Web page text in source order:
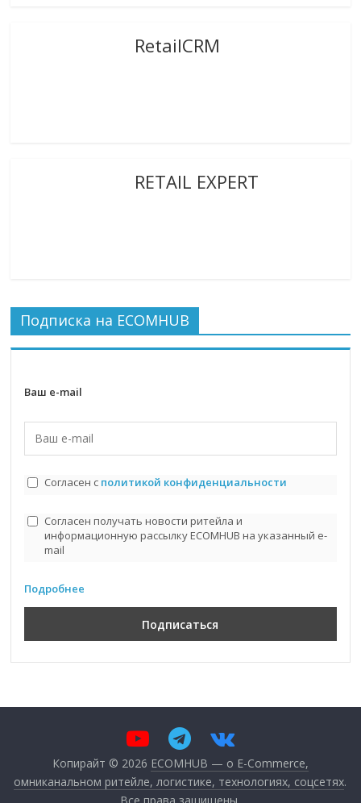
RetailCRM
RETAIL EXPERT
Подписка на ECOMHUB
Ваш e-mail
Согласен с политикой конфиденциальности
Согласен получать новости ритейла и
информационную рассылку ECOMHUB на указанный e-
mail
Подробнее
Копирайт © 2026 ECOMHUB — о E-Commerce,
омниканальном ритейле, логистике, технологиях, соцсетях.